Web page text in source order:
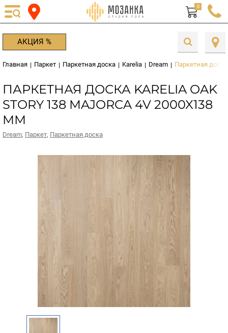
0
АКЦИЯ %
Главная | Паркет | Паркетная доска | Karelia | Dream | Паркетная
ПАРКЕТНАЯ ДОСКА KARELIA OAK
STORY 138 MAJORCA 4V 2000X138
ММ
Dream, Паркет, Паркетная доска